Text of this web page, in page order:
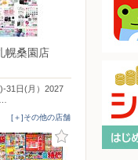
幌桑園店
31日(月）2027
[＋]その他の店舗